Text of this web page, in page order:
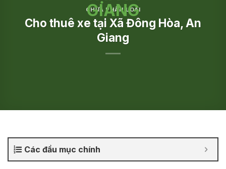
CHƯA PHÂN LOẠI
Cho thuê xe tại Xã Đông Hòa, An
Giang
Các đầu mục chính